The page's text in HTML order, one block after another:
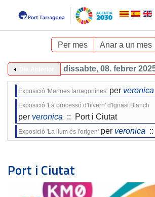
Per mes Anar a un mes
dissabte, 08. febrer
Exposició 'Marines tarragonines' per veronica
Exposició 'La processó d'hivern' d'Ignasi Blanch
per veronica :: Port i Ciutat
Exposició 'La llum és l'origen' per veronica
Port i Ciutat